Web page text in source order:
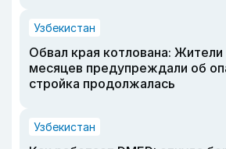
Узбекистан
Обвал края котлована: Жители
месяцев предупреждали об
стройка продолжалась
Узбекистан